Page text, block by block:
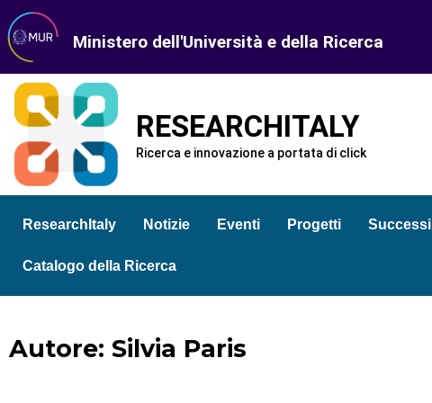
Ministero dell'Università e della Ricerca
RESEARCHITALY
Ricerca e innovazione a portata di click
ResearchItaly Notizie Eventi Progetti Successi
Catalogo della Ricerca
Autore: Silvia Paris